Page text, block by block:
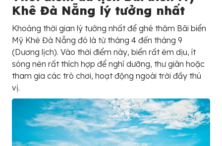
Khê Đà Nẵng lý tưởng nhất
Khoảng thời gian lý tưởng nhất để ghé thăm Bãi biển
Mỹ Khê Đà Nẵng đó là từ tháng 4 đến tháng 9
(Dương lịch). Vào thời điểm này, biển rất êm dịu, ít
sóng nên rất thích hợp để nghỉ dưỡng, thư giãn hoặc
tham gia các trò chơi, hoạt động ngoài trời đầy thú
vị.